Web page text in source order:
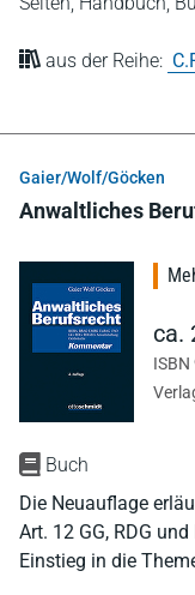
aus der Reihe:
Gaier/Wolf/Göcken
Anwaltliches
Buch
Die Neuauflage
Art. 12 GG, RDG
Einstieg in die
ca.